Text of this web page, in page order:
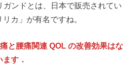
ガンドとは、日本で販売されてい
カ」が有名ですね。
と腰痛関連 QOL の改善効果はな
す．